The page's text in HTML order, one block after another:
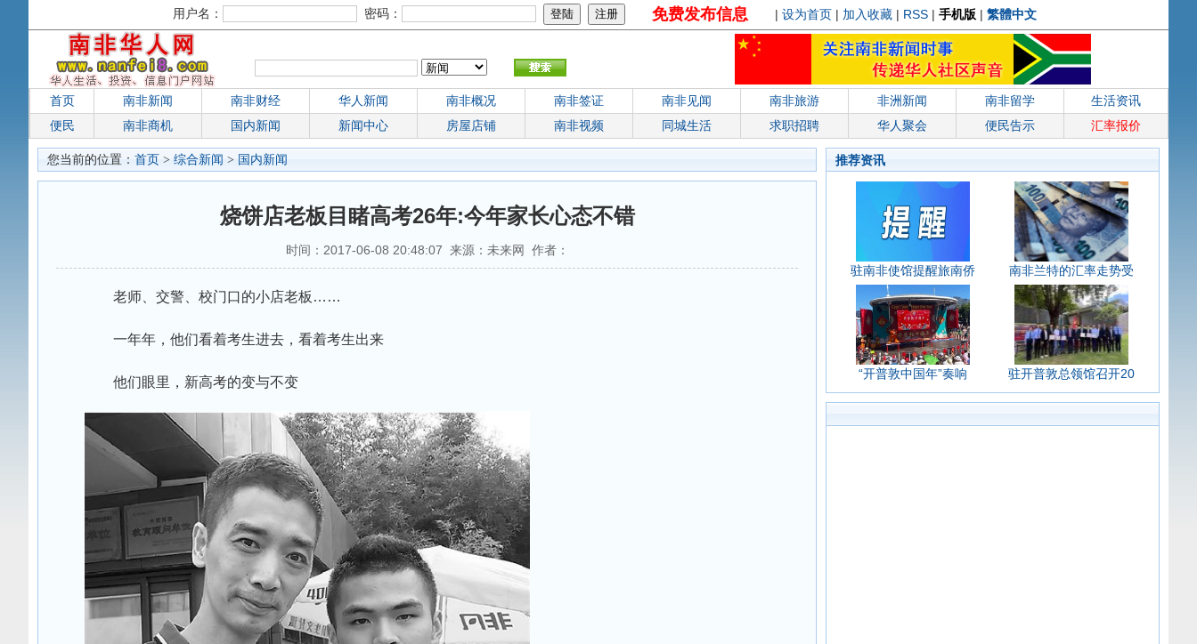
用户名： 密码： 免费发布信息 | 设为首页 | 加入收藏 | RSS | 手机版 | 繁體中文
首页 南非新闻 南非财经 华人新闻 南非概况 南非签证 南非见闻 南非旅游 非洲新闻 南非留学
生活资讯
便民
南非商机 国内新闻 新闻中心 房屋店铺 南非视频 同城生活 求职招聘 华人聚会 便民告示 汇率报价
您当前的位置： 首页 > 综合新闻 > 国内新闻
烧饼店老板目睹高考26年:今年家长心态不错
时间：2017-06-08 20:48:07 来源：未来网 作者：
老师、交警、校门口的小店老板……
一年年，他们看着考生进去，看着考生出来
他们眼里，新高考的变与不变
推荐资讯
驻南非使馆提醒旅南侨 南非兰特的汇率走势受
“开普敦中国年”奏响 驻开普敦总领馆召开20